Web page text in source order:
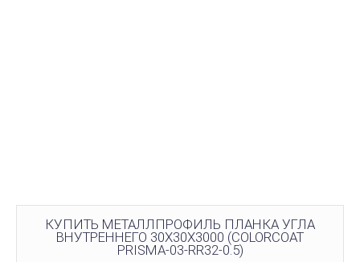
КУПИТЬ МЕТАЛЛПРОФИЛЬ ПЛАНКА УГЛА
ВНУТРЕННЕГО 30Х30Х3000 (COLORCOAT
PRISMA-03-RR32-0.5)